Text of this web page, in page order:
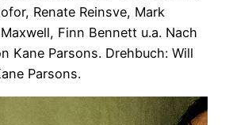
Renate Reinsve, Mark
Finn Bennett u.a. Nach
Kane Parsons. Drehbuch: Will
Parsons.